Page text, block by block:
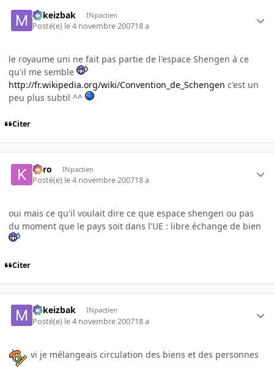
Mikeizbak INpactien
Posté(e) le 4 novembre 200718 a
le royaume uni ne fait pas partie de l'espace Shengen à ce
qu'il me semble
http://fr.wikipedia.org/wiki/Convention_de_Schengen c'est un
peu plus subtil ^^
Citer
kyro INpactien
Posté(e) le 4 novembre 200718 a
oui mais ce qu'il voulait dire ce que espace shengen ou pas
du moment que le pays soit dans l'UE : libre échange de bien
Citer
Mikeizbak INpactien
Posté(e) le 4 novembre 200718 a
vi je mélangeais circulation des biens et des personnes